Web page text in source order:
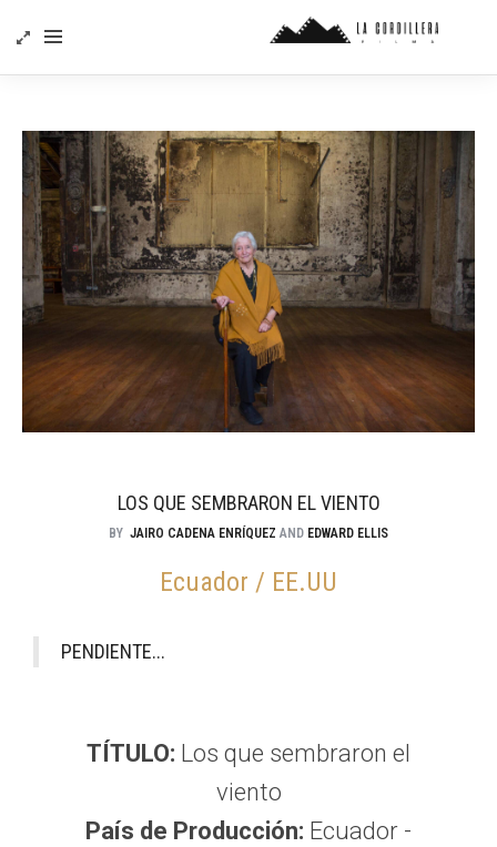
LOS QUE SEMBRARON EL VIENTO
BY JAIRO CADENA ENRÍQUEZ AND EDWARD ELLIS
Ecuador / EE.UU
PENDIENTE...
TÍTULO: Los que sembraron el
viento
País de Producción: Ecuador -